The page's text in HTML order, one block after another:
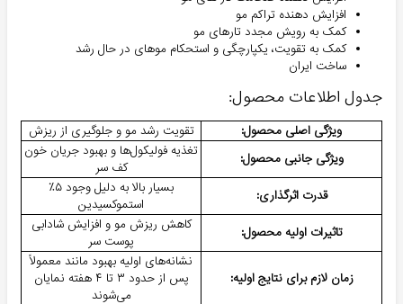
افزایش دهنده تراکم مو
کمک به رویش مجدد تارهای مو
کمک به تقویت، یکپارچگی و استحکام موهای در حال رشد
ساخت ایران
جدول اطلاعات محصول:
ویژگی اصلی محصول:
تقویت رشد مو و جلوگیری از ریزش
ویژگی جانبی محصول:
تغذیه فولیکول‌ها و بهبود جریان خون
کف سر
قدرت اثرگذاری:
بسیار بالا به دلیل وجود ۵٪
استموکسیدین
تاثیرات اولیه محصول:
کاهش ریزش مو و افزایش شادابی
پوست سر
زمان لازم برای نتایج اولیه:
نشانه‌های اولیه بهبود مانند معمولاً
پس از حدود ۳ تا ۴ هفته نمایان
می‌شوند